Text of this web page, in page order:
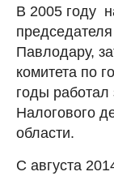
В 2005 году
Павлодару,
комитета по
годы работал
Налогового
области.
С августа